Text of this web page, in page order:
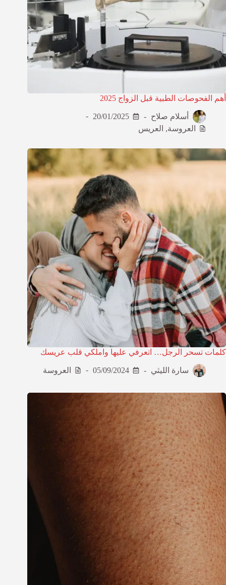
أهم الفحوصات الطبية قبل الزواج 2025
أسلام صلاح
20/01/2025
العروسة, العريس
كلمات تسحر الرجل… اتعرفي عليها واملكي قلب عريسك
سارة الليثي 05/09/2024 العروسة